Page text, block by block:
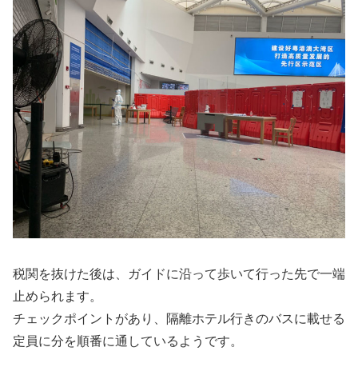
税関を抜けた後は、ガイドに沿って歩いて行った先で一端
止められます。
チェックポイントがあり、隔離ホテル行きのバスに載せる
定員に分を順番に通しているようです。